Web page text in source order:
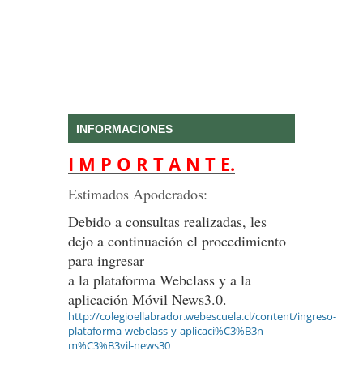
INFORMACIONES
I M P O R T A N T E.
Estimados Apoderados:
Debido a consultas realizadas, les
dejo a continuación el procedimiento
para ingresar
a la plataforma Webclass y a la
aplicación Móvil News3.0.
http://colegioellabrador.webescuela.cl/content/ingreso-
plataforma-webclass-y-aplicaci%C3%B3n-
m%C3%B3vil-news30